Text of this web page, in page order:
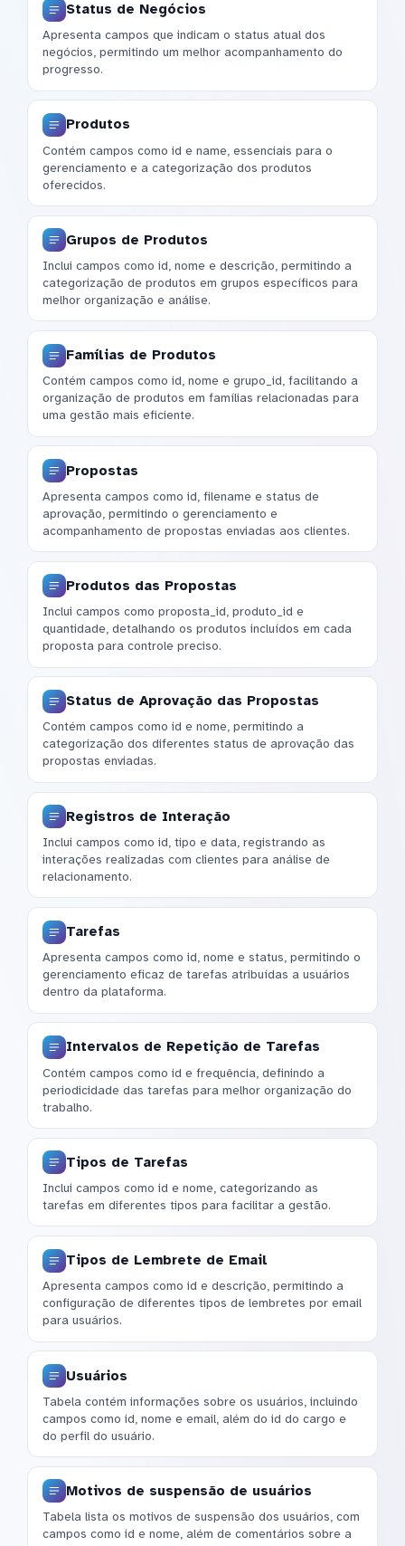
Status de Negócios
Apresenta campos que indicam o status atual dos
negócios, permitindo um melhor acompanhamento do
progresso.
Produtos
Contém campos como id e name, essenciais para o
gerenciamento e a categorização dos produtos
oferecidos.
Grupos de Produtos
Inclui campos como id, nome e descrição, permitindo a
categorização de produtos em grupos específicos para
melhor organização e análise.
Famílias de Produtos
Contém campos como id, nome e grupo_id, facilitando a
organização de produtos em famílias relacionadas para
uma gestão mais eficiente.
Propostas
Apresenta campos como id, filename e status de
aprovação, permitindo o gerenciamento e
acompanhamento de propostas enviadas aos clientes.
Produtos das Propostas
Inclui campos como proposta_id, produto_id e
quantidade, detalhando os produtos incluídos em cada
proposta para controle preciso.
Status de Aprovação das Propostas
Contém campos como id e nome, permitindo a
categorização dos diferentes status de aprovação das
propostas enviadas.
Registros de Interação
Inclui campos como id, tipo e data, registrando as
interações realizadas com clientes para análise de
relacionamento.
Tarefas
Apresenta campos como id, nome e status, permitindo o
gerenciamento eficaz de tarefas atribuídas a usuários
dentro da plataforma.
Intervalos de Repetição de Tarefas
Contém campos como id e frequência, definindo a
periodicidade das tarefas para melhor organização do
trabalho.
Tipos de Tarefas
Inclui campos como id e nome, categorizando as
tarefas em diferentes tipos para facilitar a gestão.
Tipos de Lembrete de Email
Apresenta campos como id e descrição, permitindo a
configuração de diferentes tipos de lembretes por email
para usuários.
Usuários
Tabela contém informações sobre os usuários, incluindo
campos como id, nome e email, além do id do cargo e
do perfil do usuário.
Motivos de suspensão de usuários
Tabela lista os motivos de suspensão dos usuários, com
campos como id e nome, além de comentários sobre a